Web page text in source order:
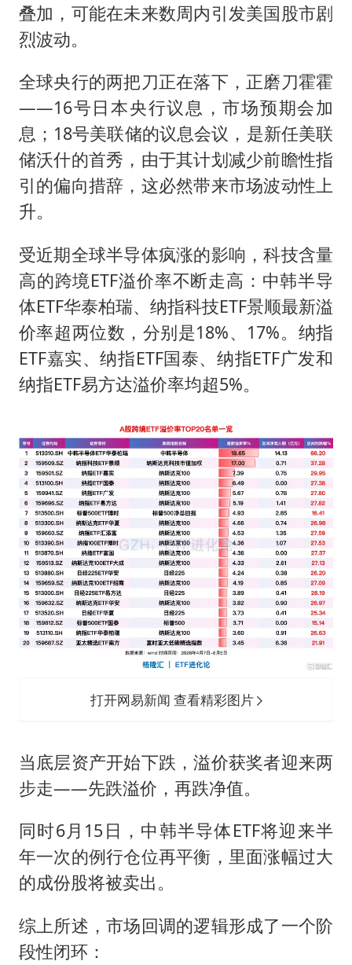
叠加，可能在未来数周内引发美国股市剧
烈波动。
全球央行的两把刀正在落下，正磨刀霍霍
——16号日本央行议息，市场预期会加
息；18号美联储的议息会议，是新任美联
储沃什的首秀，由于其计划减少前瞻性指
引的偏向措辞，这必然带来市场波动性上
升。
受近期全球半导体疯涨的影响，科技含量
高的跨境ETF溢价率不断走高：中韩半导
体ETF华泰柏瑞、纳指科技ETF景顺最新溢
价率超两位数，分别是18%、17%。纳指
ETF嘉实、纳指ETF国泰、纳指ETF广发和
纳指ETF易方达溢价率均超5%。
打开网易新闻 查看精彩图片
当底层资产开始下跌，溢价获奖者迎来两
步走——先跌溢价，再跌净值。
同时6月15日，中韩半导体ETF将迎来半
年一次的例行仓位再平衡，里面涨幅过大
的成份股将被卖出。
综上所述，市场回调的逻辑形成了一个阶
段性闭环：